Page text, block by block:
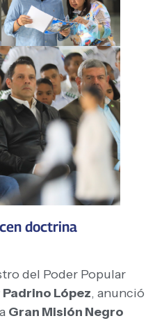
doctrina
del Poder Popular
López, anunció
Gran Misión Negro